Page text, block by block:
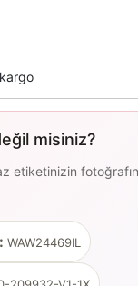
kargo
misiniz?
etiketinizin
WAW24469IL